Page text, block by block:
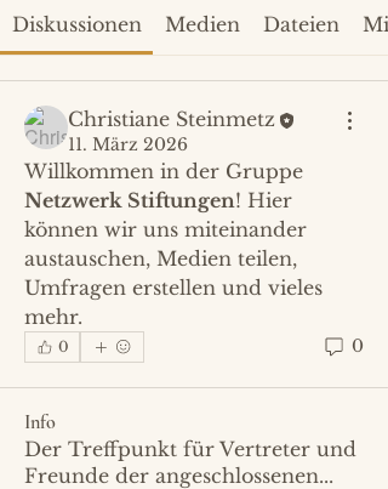
Diskussionen Medien Dateien
Christiane Steinmetz
11. März 2026
Netzwerk Stiftungen! Hier
können wir uns miteinander
austauschen, Medien teilen,
Umfragen erstellen und vieles
mehr.
0 0
Info
Der Treffpunkt für Vertreter und
Freunde der angeschlossenen...